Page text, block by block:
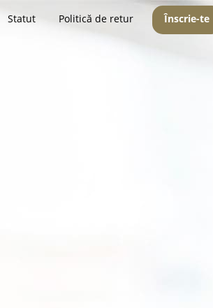
Statut Politică de retur Înscrie-te